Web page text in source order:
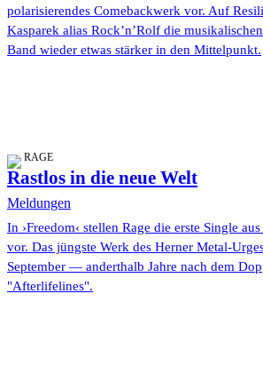
polarisierendes Comebackwerk vor. Auf
Kasparek alias Rock’n’Rolf die
Band wieder etwas stärker in den Mittelpunkt.
RAGE
Rastlos in die neue Welt
Meldungen
In ›Freedom‹ stellen Rage die erste Single
vor. Das jüngste Werk des Herner Metal-
September — anderthalb Jahre nach dem
"Afterlifelines".